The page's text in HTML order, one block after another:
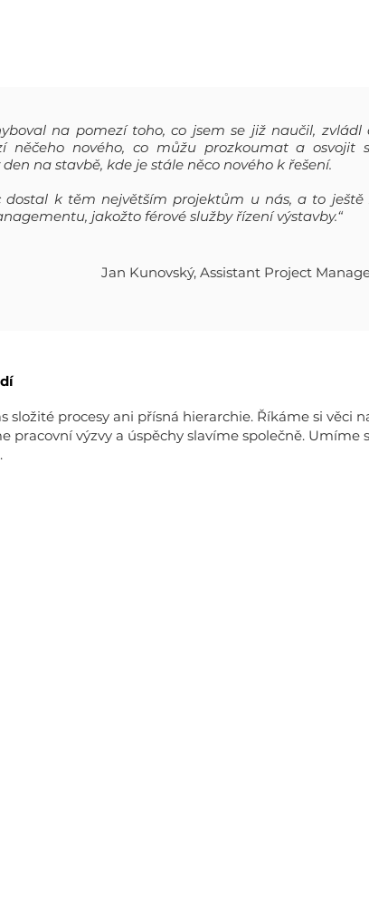
na pomezí toho, co jsem se již naučil, zvládl
něčeho nového, co můžu prozkoumat a osvojit
na stavbě, kde je stále něco nového k řešení.
dostal k těm největším projektům u nás, a to ještě
jakožto férové služby řízení výstavby.“
Jan Kunovský, Assistant Project
složité procesy ani přísná hierarchie. Říkáme si věci
pracovní výzvy a úspěchy slavíme společně.